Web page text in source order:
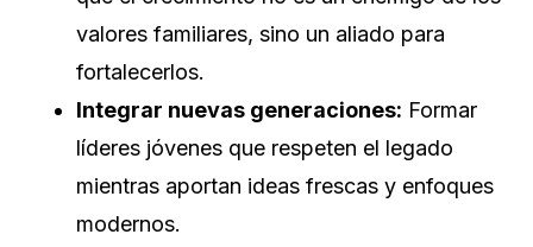
valores familiares, sino un aliado para
fortalecerlos.
Integrar nuevas generaciones: Formar
líderes jóvenes que respeten el legado
mientras aportan ideas frescas y enfoques
modernos.